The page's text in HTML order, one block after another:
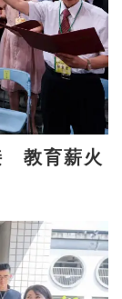
教育薪火